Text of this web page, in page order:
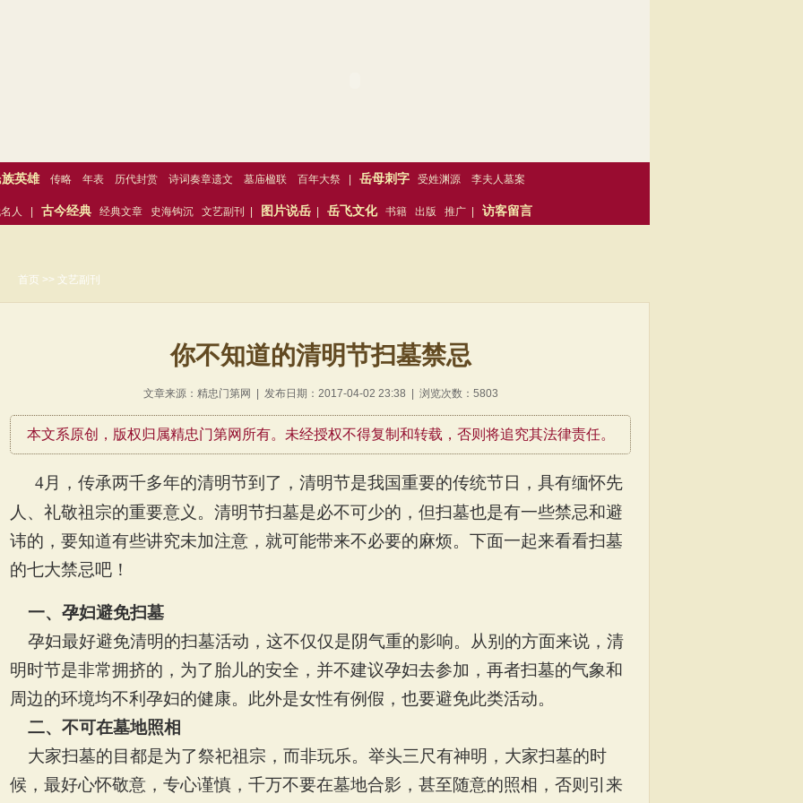
族英雄 传略 年表 历代封赏 诗词奏章遗文 墓庙楹联 百年大祭 岳母刺字 受姓渊源 李夫人墓案
人 古今经典 经典文章 史海钩沉 文艺副刊 图片说岳| 岳飞文化 书籍 出版 推广| 访客留言
首页 >> 文艺副刊
你不知道的清明节扫墓禁忌
文章来源：精忠门第网 | 发布日期：2017-04-02 23:38 | 浏览次数：5803
本文系原创，版权归属精忠门第网所有。未经授权不得复制和转载，否则将追究其法律责任。
4月，传承两千多年的清明节到了，清明节是我国重要的传统节日，具有缅怀先
人、礼敬祖宗的重要意义。清明节扫墓是必不可少的，但扫墓也是有一些禁忌和避
讳的，要知道有些讲究未加注意，就可能带来不必要的麻烦。下面一起来看看扫墓
的七大禁忌吧！
一、孕妇避免扫墓
孕妇最好避免清明的扫墓活动，这不仅仅是阴气重的影响。从别的方面来说，清
明时节是非常拥挤的，为了胎儿的安全，并不建议孕妇去参加，再者扫墓的气象和
周边的环境均不利孕妇的健康。此外是女性有例假，也要避免此类活动。
二、不可在墓地照相
大家扫墓的目都是为了祭祀祖宗，而非玩乐。举头三尺有神明，大家扫墓的时
候，最好心怀敬意，专心谨慎，千万不要在墓地合影，甚至随意的照相，否则引来
典